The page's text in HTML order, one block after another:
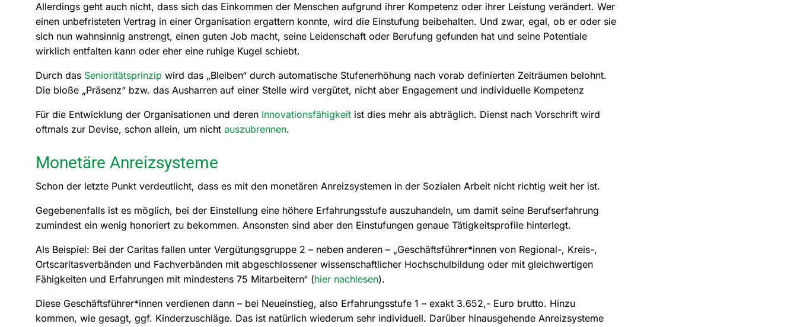
Allerdings geht auch nicht, dass sich das Einkommen der Menschen aufgrund ihrer Kompetenz oder ihrer Leistung verändert. Wer
einen unbefristeten Vertrag in einer Organisation ergattern konnte, wird die Einstufung beibehalten. Und zwar, egal, ob er oder sie
sich nun wahnsinnig anstrengt, einen guten Job macht, seine Leidenschaft oder Berufung gefunden hat und seine Potentiale
wirklich entfalten kann oder eher eine ruhige Kugel schiebt.
Durch das Senioritätsprinzip wird das „Bleiben“ durch automatische Stufenerhöhung nach vorab definierten Zeiträumen belohnt.
Die bloße „Präsenz“ bzw. das Ausharren auf einer Stelle wird vergütet, nicht aber Engagement und individuelle Kompetenz
Für die Entwicklung der Organisationen und deren Innovationsfähigkeit ist dies mehr als abträglich. Dienst nach Vorschrift wird
oftmals zur Devise, schon allein, um nicht auszubrennen.
Monetäre Anreizsysteme
Schon der letzte Punkt verdeutlicht, dass es mit den monetären Anreizsystemen in der Sozialen Arbeit nicht richtig weit her ist.
Gegebenenfalls ist es möglich, bei der Einstellung eine höhere Erfahrungsstufe auszuhandeln, um damit seine Berufserfahrung
zumindest ein wenig honoriert zu bekommen. Ansonsten sind aber den Einstufungen genaue Tätigkeitsprofile hinterlegt.
Als Beispiel: Bei der Caritas fallen unter Vergütungsgruppe 2 – neben anderen – „Geschäftsführer*innen von Regional-, Kreis-,
Ortscaritasverbänden und Fachverbänden mit abgeschlossener wissenschaftlicher Hochschulbildung oder mit gleichwertigen
Fähigkeiten und Erfahrungen mit mindestens 75 Mitarbeitern“ (hier nachlesen).
Diese Geschäftsführer*innen verdienen dann – bei Neueinstieg, also Erfahrungsstufe 1 – exakt 3.652,- Euro brutto. Hinzu
kommen, wie gesagt, ggf. Kinderzuschläge. Das ist natürlich wiederum sehr individuell. Darüber hinausgehende Anreizsysteme